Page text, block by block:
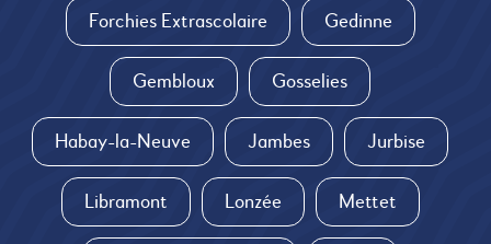
Forchies Extrascolaire Gedinne
Gembloux Gosselies
Habay-la-Neuve Jambes Jurbise
Libramont Lonzée Mettet